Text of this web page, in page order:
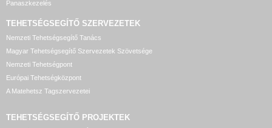
Panaszkezelés
TEHETSÉGSEGÍTŐ SZERVEZETEK
Nemzeti Tehetségsegítő Tanács
Magyar Tehetségsegítő Szervezetek Szövetsége
Nemzeti Tehetségpont
Európai Tehetségközpont
A Matehetsz Tagszervezetei
TEHETSÉGSEGÍTŐ PROJEKTEK